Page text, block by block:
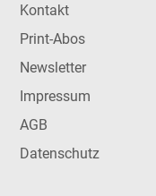
Kontakt
Print-Abos
Newsletter
Impressum
AGB
Datenschutz